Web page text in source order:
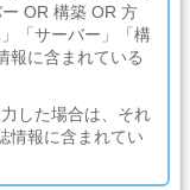
OR 構築 OR 方
「サーバー」「構
報に含まれている
した場合は、それ
情報に含まれてい